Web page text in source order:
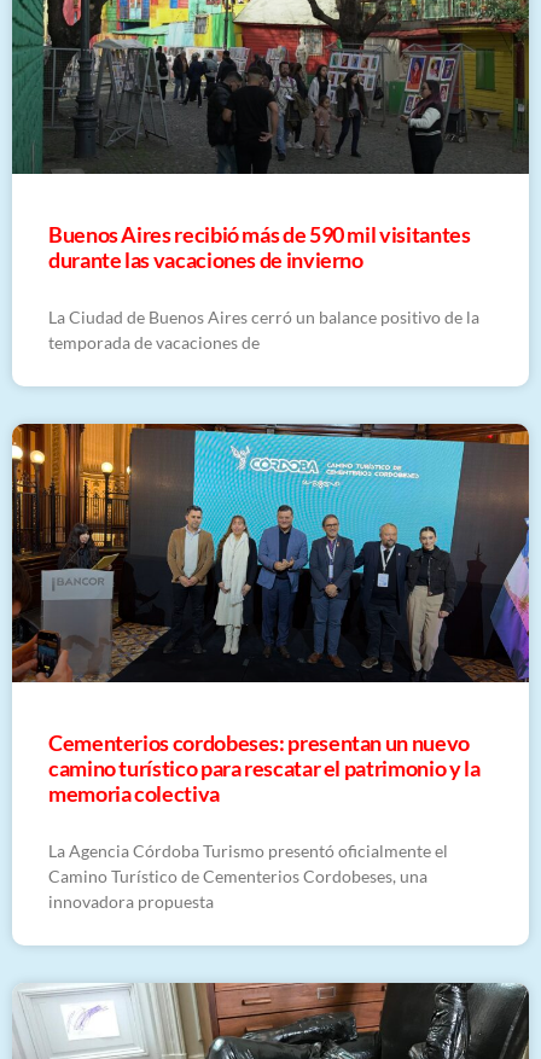
Buenos Aires recibió más de 590 mil visitantes
durante las vacaciones de invierno
La Ciudad de Buenos Aires cerró un balance positivo de la
temporada de vacaciones de
Cementerios cordobeses: presentan un nuevo
camino turístico para rescatar el patrimonio y la
memoria colectiva
La Agencia Córdoba Turismo presentó oficialmente el
Camino Turístico de Cementerios Cordobeses, una
innovadora propuesta